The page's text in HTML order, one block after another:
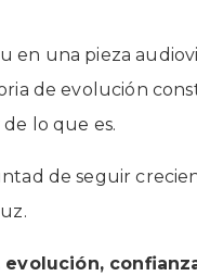
en una pieza
de evolución
lo que es.
de seguir